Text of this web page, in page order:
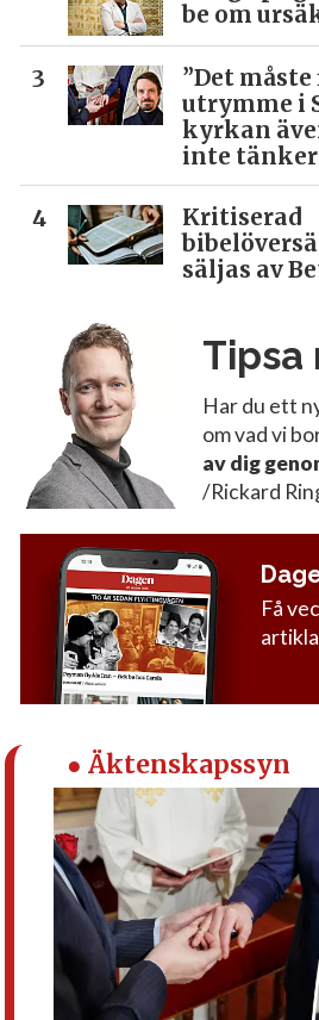
be om
”Det
utrymme i
kyrkan
inte tänker
Kritiserad
säljas av
Tipsa
Har du ett
om vad vi
av dig
/Rickard
Få
● Äktenskapssyn